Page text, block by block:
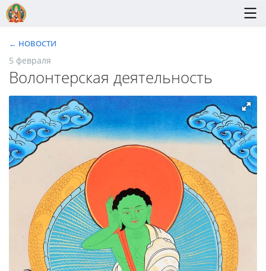
← НОВОСТИ
5 февраля
Волонтерская деятельность